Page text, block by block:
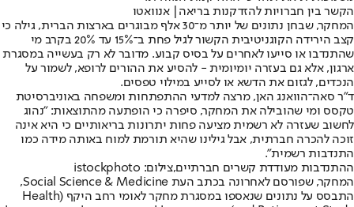
הקשר בין חברויות להזדקנות בריאה| אנוואטו
המחקר, שבחן נתונים של יותר מ־30 אלף מבוגרים בארצות הברית, גילה כי
קצב הירידה הקוגניטיבית הקשור לגיל פחת ב־15% עד 20% בקרב מי
שהתנדבו או סייעו לאחרים על בסיס קבוע. מדובר לא רק בעשייה במסגרת
ארגון, אלא גם בעזרה יומיומית - להסיע את ההורים לרופא, לשמור על
הנכדים, לגזום את הדשא או לסייע במילוי טפסים.
ד"ר סאה־הוואנג האן, מרצה למדעי ההתפתחות ומשפחה באוניברסיטת
טקסס ומי שהובילה את המחקר, סיפרה כי הופתעה מהתוצאות: "נהוג
לחשוב שעזרה לא רשמית מציעה פחות יתרונות בריאותיים כי היא אינה
זוכה להכרה חברתית, אבל גילינו שהיא תורמת למוח באותה מידה כמו
התנדבות רשמית".
ההתנדבות מעודדת קשרים חברתיים,צילום: istockphoto
המחקר, שפורסם לאחרונה בכתב העת Social Science & Medicine,
התבסס על נתונים שנאספו במסגרת מחקר לאומי רחב היקף (Health